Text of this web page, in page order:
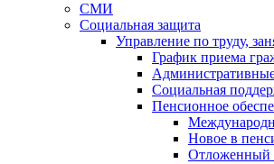
СМИ
Социальная защита
Управление по труду,
График приема
Социальная
Пенсионное
Новое в
Отложенный